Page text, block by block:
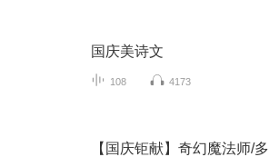
国庆美诗文
108 4173